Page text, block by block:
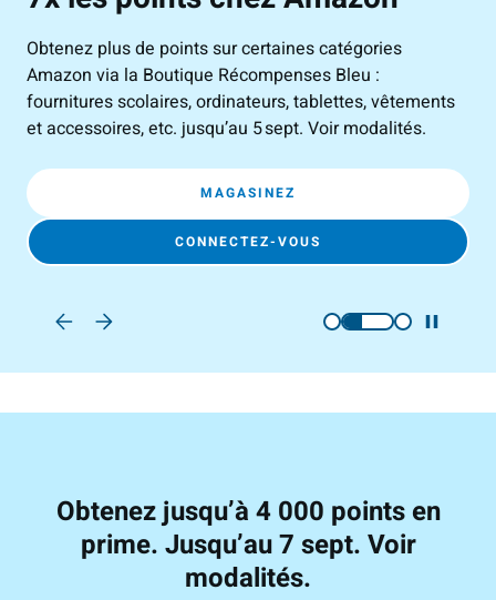
Obtenez plus de points sur certaines catégories
Amazon via la Boutique Récompenses Bleu :
fournitures scolaires, ordinateurs, tablettes, vêtements
et accessoires, etc. jusqu’au 5 sept. Voir modalités.
MAGASINEZ
CONNECTEZ-VOUS
Obtenez jusqu’à 4 000 points en
prime. Jusqu’au 7 sept. Voir
modalités.